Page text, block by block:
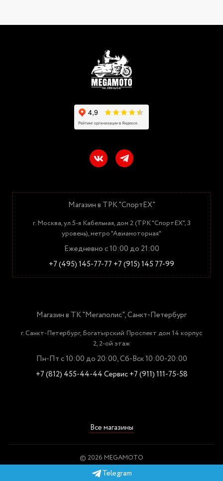
Магазин в ТРК "СпортЕХ"
г. Москва, ул.5-я Кабельная, дом 2 (ТРК "СпортЕХ", 3
уровень), метро "Авиамоторная"
Ежедневно с 10:00 до 21:00
+7 (495) 145-77-77 +7 (915) 145 77-99
Магазин в ТК "Мегаполис", Санкт-Петербург
г. Санкт-Петербург, Богатырский Проспект дом 14 корпус
2, 2-ой этаж
Пн-Пт с 10:00 до 20:00, Сб-Вск 10:00-20:00
+7 (812) 455-44-44Сервис +7 (911) 111-75-58
Все магазины
© 2026 MEGAMOTO
Пользовательское соглашение
Telegram